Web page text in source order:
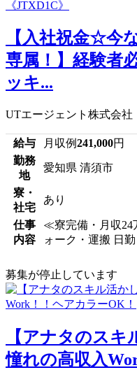
【入社祝金☆今
専属！】経験者
ッキ...
UTエージェント株式会社
給与 月収例241,000円
勤務
地
愛知県 清須市
寮・
社宅
あり
仕事
内容
≪寮完備・月収24
ォーク・運搬 日勤
募集が停止しています
【アナタのスキ
憧れの高収入